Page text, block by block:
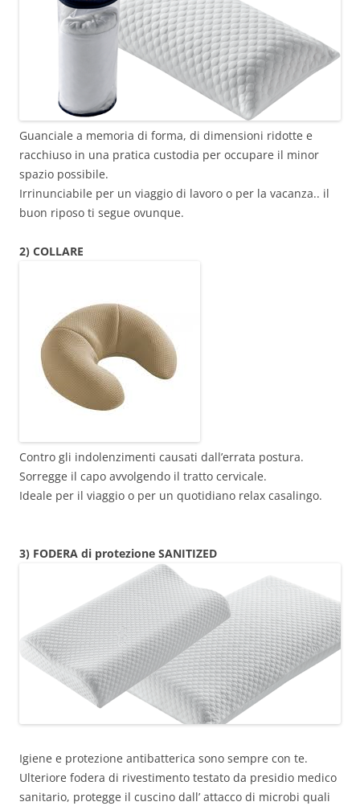
Guanciale a memoria di forma, di dimensioni ridotte e
racchiuso in una pratica custodia per occupare il minor
spazio possibile.
Irrinunciabile per un viaggio di lavoro o per la vacanza.. il
buon riposo ti segue ovunque.
2) COLLARE
Contro gli indolenzimenti causati dall’errata postura.
Sorregge il capo avvolgendo il tratto cervicale.
Ideale per il viaggio o per un quotidiano relax casalingo.
3) FODERA di protezione SANITIZED
Igiene e protezione antibatterica sono sempre con te.
Ulteriore fodera di rivestimento testato da presidio medico
sanitario, protegge il cuscino dall’ attacco di microbi quali